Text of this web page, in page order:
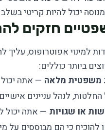
יכול להיות קריטי
חזקים
למינוי אפוטרופוס,
ביותר כוללים:
משפטית מלאה — אתה יכול
לנהל עניינים
או שגויות — אתה יכול
להוכיח כי הם מבוססים על